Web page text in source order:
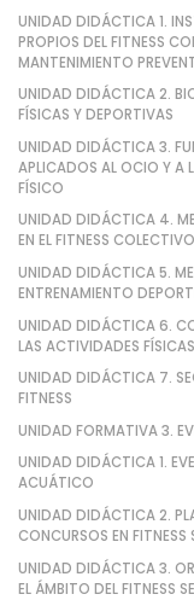
UNIDAD DIDÁCTICA 1.
PROPIOS DEL FITNESS
MANTENIMIENTO
UNIDAD DIDÁCTICA 2.
FÍSICAS Y DEPORTIVAS
UNIDAD DIDÁCTICA 3.
APLICADOS AL OCIO Y A
FÍSICO
UNIDAD DIDÁCTICA 4.
EN EL FITNESS
UNIDAD DIDÁCTICA 5.
ENTRENAMIENTO
UNIDAD DIDÁCTICA 6.
LAS ACTIVIDADES
UNIDAD DIDÁCTICA 7.
FITNESS
UNIDAD FORMATIVA 3.
UNIDAD DIDÁCTICA 1.
ACUÁTICO
UNIDAD DIDÁCTICA 2.
CONCURSOS EN
UNIDAD DIDÁCTICA 3.
EL ÁMBITO DEL FITNESS